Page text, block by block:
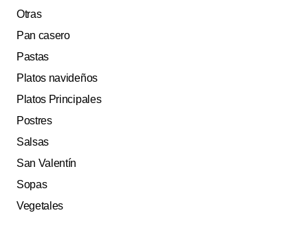
Otras
Pan casero
Pastas
Platos navideños
Platos Principales
Postres
Salsas
San Valentín
Sopas
Vegetales